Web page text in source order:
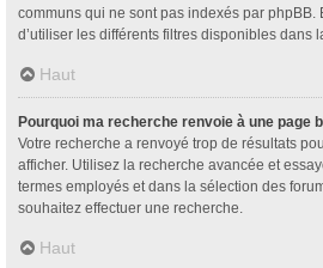
communs qui ne sont pas indexés par phpBB.
d’utiliser les différents filtres disponibles dans
Haut
Pourquoi ma recherche renvoie à une page
Votre recherche a renvoyé trop de résultats
afficher. Utilisez la recherche avancée et
termes employés et dans la sélection des
souhaitez effectuer une recherche.
Haut